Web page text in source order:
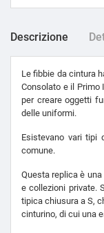
Descrizione
Le fibbie da cintura
Consolato e il Primo
per creare oggetti
delle uniformi.
Esistevano vari
comune.
Questa replica è
e collezioni private.
tipica chiusura a S,
cinturino, di cui una